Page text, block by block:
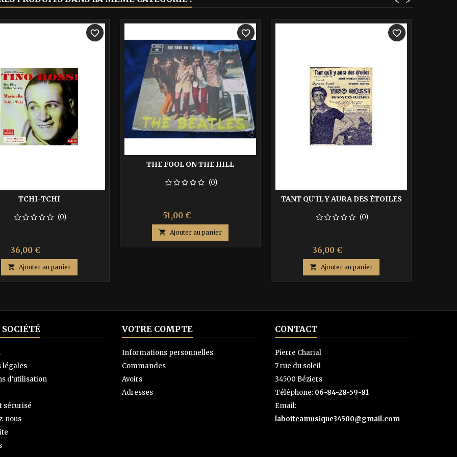
TCHI-TCHI
(0)
Prix
36,00 €
base
 Ajouter au panier
favorite_border
THE FOOL ON THE HILL
(0)
Prix
51,00 €
base
 Ajouter au panier
favorite_border
TANT QU'IL Y AURA DES ÉTOILES
(0)
Prix
36,00 €
base
 Ajouter au panier
favorite_border
légales
d'utilisation
sécurisé
nous
VOTRE COMPTE
Informations personnelles
Commandes
Avoirs
Adresses
CONTACT
Pierre Charial
7 rue du soleil
34500 Béziers
Téléphone: 06-84-28-59-81
Email:
laboiteamusique34500@gmail.com